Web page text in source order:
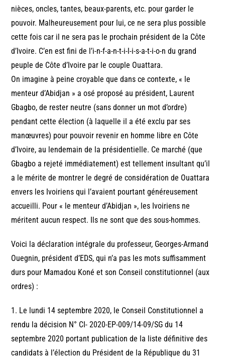
nièces, oncles, tantes, beaux-parents, etc. pour garder le
pouvoir. Malheureusement pour lui, ce ne sera plus possible
cette fois car il ne sera pas le prochain président de la Côte
d’Ivoire. C’en est fini de l’i-n-f-a-n-t-i-l-i-s-a-t-i-o-n du grand
peuple de Côte d’Ivoire par le couple Ouattara.
On imagine à peine croyable que dans ce contexte, « le
menteur d’Abidjan » a osé proposé au président, Laurent
Gbagbo, de rester neutre (sans donner un mot d’ordre)
pendant cette élection (à laquelle il a été exclu par ses
manœuvres) pour pouvoir revenir en homme libre en Côte
d’Ivoire, au lendemain de la présidentielle. Ce marché (que
Gbagbo a rejeté immédiatement) est tellement insultant qu’il
a le mérite de montrer le degré de considération de Ouattara
envers les Ivoiriens qui l’avaient pourtant généreusement
accueilli. Pour « le menteur d’Abidjan », les Ivoiriens ne
méritent aucun respect. Ils ne sont que des sous-hommes.
Voici la déclaration intégrale du professeur, Georges-Armand
Ouegnin, président d’EDS, qui n’a pas les mots suffisamment
durs pour Mamadou Koné et son Conseil constitutionnel (aux
ordres) :
1. Le lundi 14 septembre 2020, le Conseil Constitutionnel a
rendu la décision N° CI- 2020-EP-009/14-09/SG du 14
septembre 2020 portant publication de la liste définitive des
candidats à l’élection du Président de la République du 31